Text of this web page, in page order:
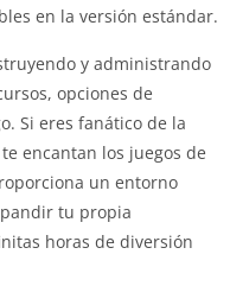
en la versión estándar.
y administrando
opciones de
Si eres fanático de la
encantan los juegos de
un entorno
tu propia
horas de diversión